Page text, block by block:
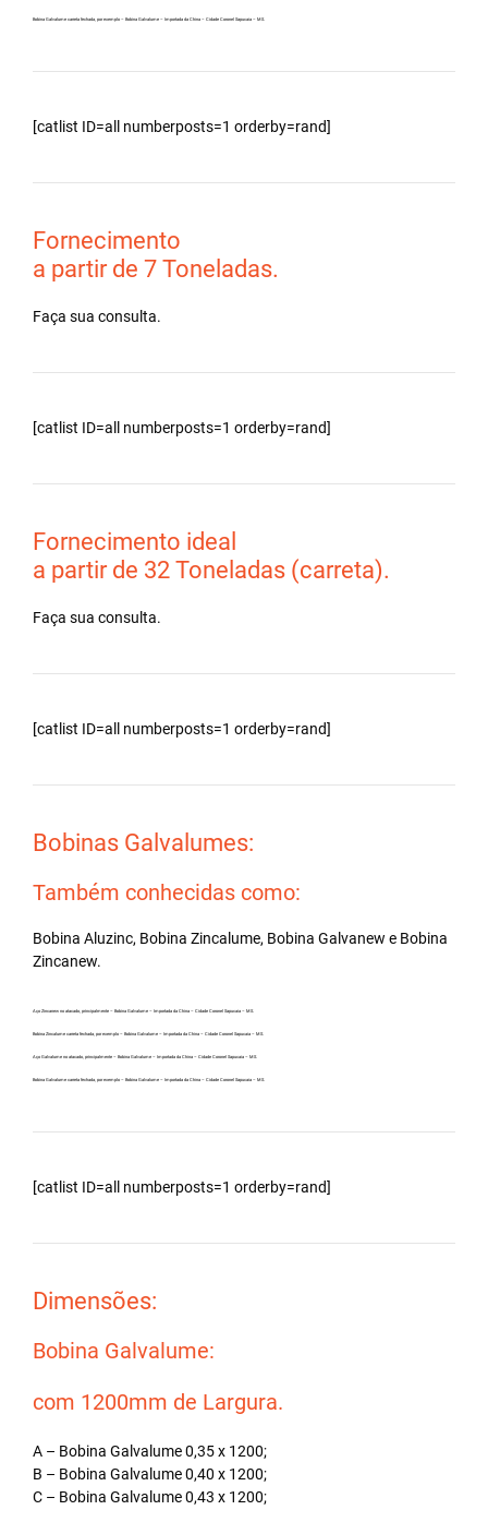
Bobina Galvalume carreta fechada, por exemplo – Bobina Galvalume – Importada da China – Cidade Coronel Sapucaia – MS.
[catlist ID=all numberposts=1 orderby=rand]
Fornecimento
a partir de 7 Toneladas.
Faça sua consulta.
[catlist ID=all numberposts=1 orderby=rand]
Fornecimento ideal
a partir de 32 Toneladas (carreta).
Faça sua consulta.
[catlist ID=all numberposts=1 orderby=rand]
Bobinas Galvalumes:
Também conhecidas como:
Bobina Aluzinc, Bobina Zincalume, Bobina Galvanew e Bobina
Zincanew.
Aço Zincanew no atacado, principalmente – Bobina Galvalume – Importada da China – Cidade Coronel Sapucaia – MS.
Bobina Zincalume carreta fechada, por exemplo – Bobina Galvalume – Importada da China – Cidade Coronel Sapucaia – MS.
Aço Galvalume no atacado, principalmente – Bobina Galvalume – Importada da China – Cidade Coronel Sapucaia – MS.
Bobina Galvalume carreta fechada, por exemplo – Bobina Galvalume – Importada da China – Cidade Coronel Sapucaia – MS.
[catlist ID=all numberposts=1 orderby=rand]
Dimensões:
Bobina Galvalume:
com 1200mm de Largura.
A – Bobina Galvalume 0,35 x 1200;
B – Bobina Galvalume 0,40 x 1200;
C – Bobina Galvalume 0,43 x 1200;